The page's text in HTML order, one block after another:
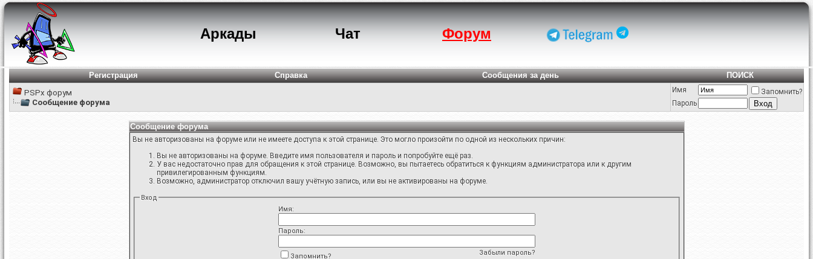
Аркады Чат Форум
Регистрация Справка Сообщения за день
ПОИСК
PSPx форум
Сообщение форума
Имя
Запомнить?
Пароль
Сообщение форума
Вы не авторизованы на форуме или не имеете доступа к этой странице. Это могло произойти по одной из нескольких причин:
Вы не авторизованы на форуме. Введите имя пользователя и пароль и попробуйте ещё раз.
У вас недостаточно прав для обращения к этой странице. Возможно, вы пытаетесь обратиться к функциям администратора или к другим
привилегированным функциям.
Возможно, администратор отключил вашу учётную запись, или вы не активированы на форуме.
Вход
Имя:
Пароль:
Забыли пароль?
Запомнить?